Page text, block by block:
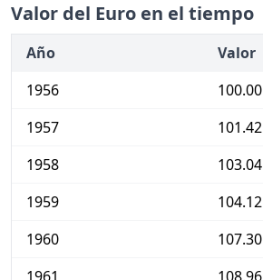
Valor del Euro en el tiempo
Año
Valor
1956
100.00
1957
101.42
1958
103.04
1959
104.12
1960
107.30